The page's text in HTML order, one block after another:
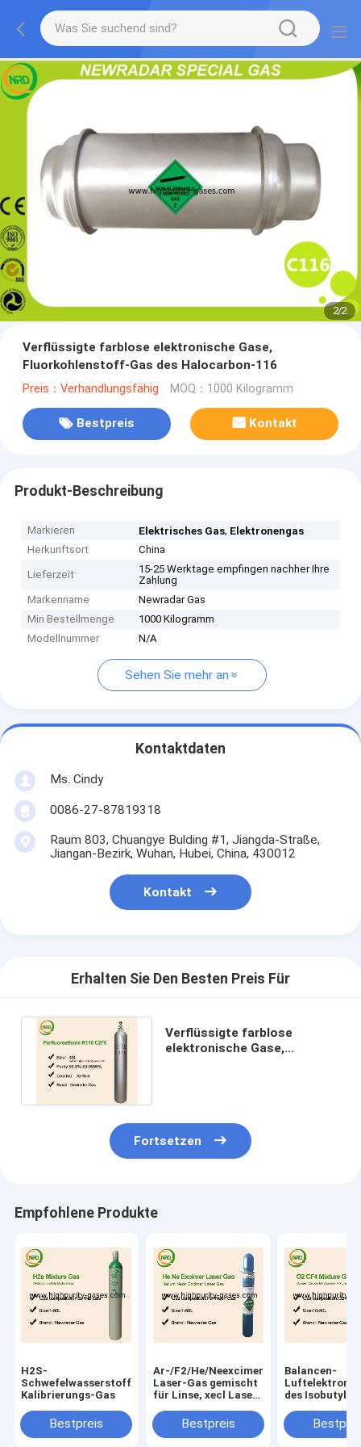
2/2
Verflüssigte farblose elektronische Gase,
Fluorkohlenstoff-Gas des Halocarbon-116
Preis：Verhandlungsfähig MOQ：1000 Kilogramm
Bestpreis Kontakt
Produkt-Beschreibung
Markieren Elektrisches Gas, Elektronengas
Herkunftsort
China
Lieferzeit
15-25 Werktage empfingen nachher Ihre
Zahlung
Markenname
Newradar Gas
Min Bestellmenge
1000 Kilogramm
Modellnummer
N/A
Sehen Sie mehr an
Kontaktdaten
Ms. Cindy
0086-27-87819318
Raum 803, Chuangye Bulding #1, Jiangda-Straße,
Jiangan-Bezirk, Wuhan, Hubei, China, 430012
Kontakt
Erhalten Sie Den Besten Preis Für
Verflüssigte farblose
elektronische Gase,
Fortsetzen
Empfohlene Produkte
H2S-
Schwefelwasserstoff-
Kalibrierungs-Gas
Bestpreis
Ar-/F2/He/Neexcimer-
Laser-Gas gemischt
für Linse, xecl Laser-
produzierend
Bestpreis
Balancen-
des
100 PPMs